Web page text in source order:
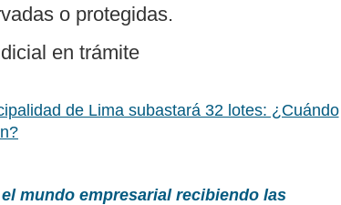
o protegidas.
en trámite
de Lima subastará 32 lotes: ¿Cuándo
mundo empresarial recibiendo las